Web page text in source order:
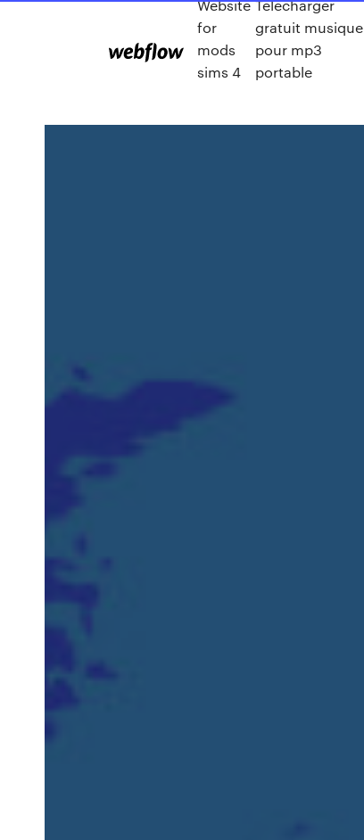
Website
for
mods
sims 4
Télécharger
gratuit musique
pour mp3
portable